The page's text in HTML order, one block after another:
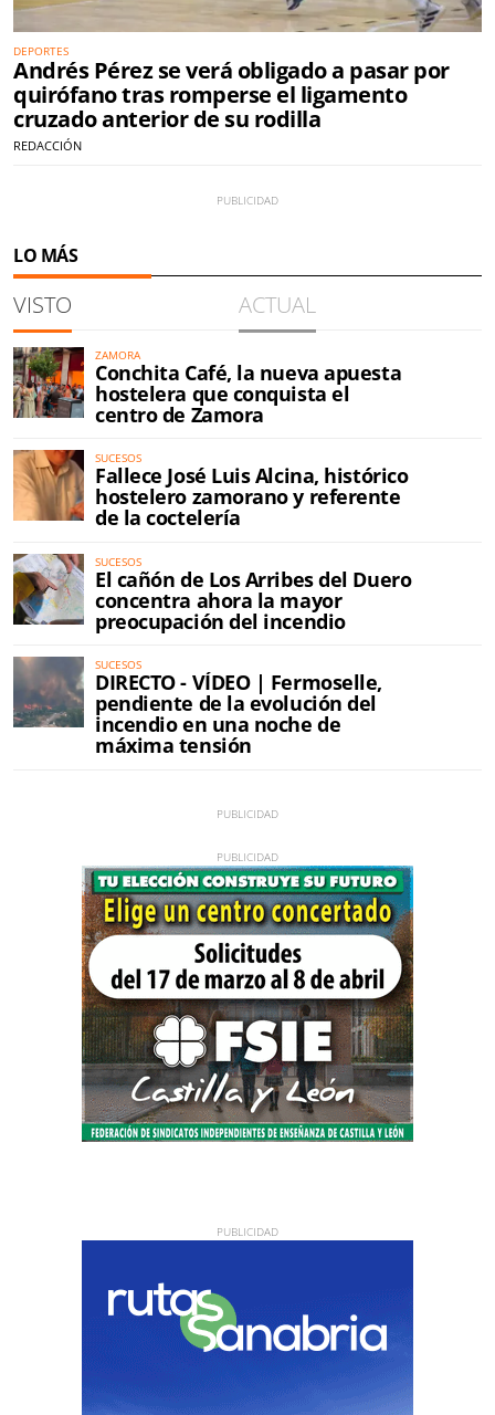
DEPORTES
Andrés Pérez se verá obligado a pasar por
quirófano tras romperse el ligamento
cruzado anterior de su rodilla
REDACCIÓN
LO MÁS
VISTO ACTUAL
ZAMORA
Conchita Café, la nueva apuesta
hostelera que conquista el
centro de Zamora
SUCESOS
Fallece José Luis Alcina, histórico
hostelero zamorano y referente
de la coctelería
SUCESOS
El cañón de Los Arribes del Duero
concentra ahora la mayor
preocupación del incendio
SUCESOS
DIRECTO - VÍDEO | Fermoselle,
pendiente de la evolución del
incendio en una noche de
máxima tensión